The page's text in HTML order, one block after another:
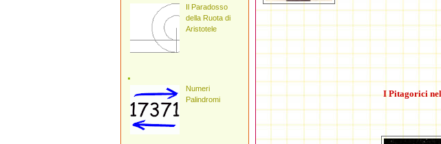
I Pitagorici
Il Paradosso
della Ruota di
Aristotele
Numeri
Palindromi